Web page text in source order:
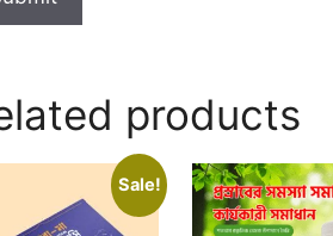
products
Sale!